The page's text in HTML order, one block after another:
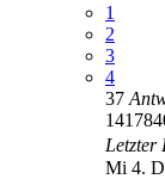
1
2
3
4
37
Letzter
Mi 4.